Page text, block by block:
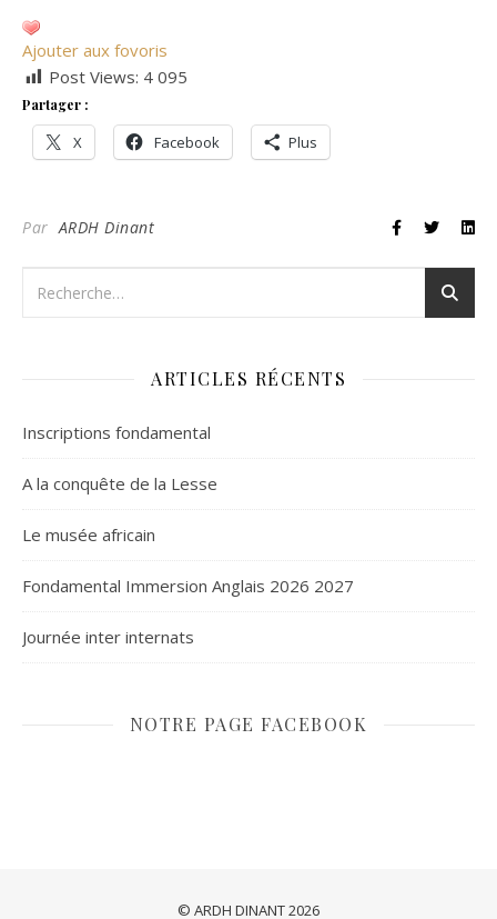
Ajouter aux fovoris
Post Views: 4 095
Partager :
X Facebook Plus
ParARDH Dinant
ARTICLES RÉCENTS
Inscriptions fondamental
A la conquête de la Lesse
Le musée africain
Fondamental Immersion Anglais 2026 2027
Journée inter internats
NOTRE PAGE FACEBOOK
© ARDH DINANT 2026